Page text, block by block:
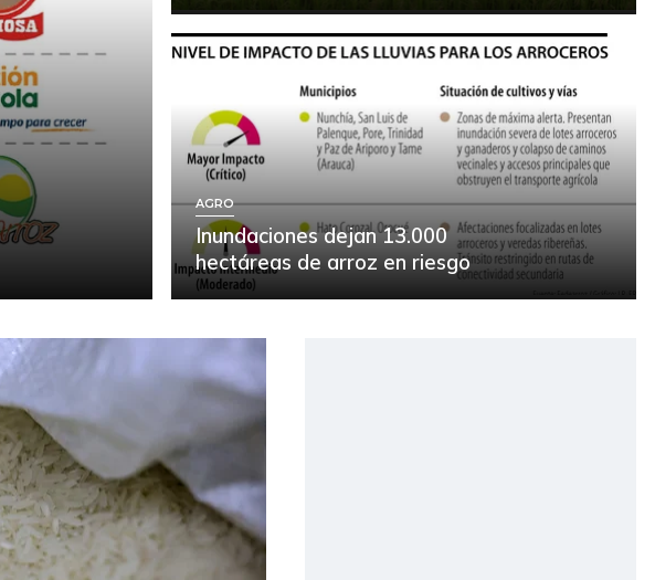
AGRO
Inundaciones dejan 13.000
hectáreas de arroz en riesgo